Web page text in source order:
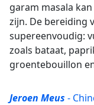
garam masala
zijn. De bereiding
supereenvoudig:
zoals bataat,
groentebouillon
Jeroen Meus -